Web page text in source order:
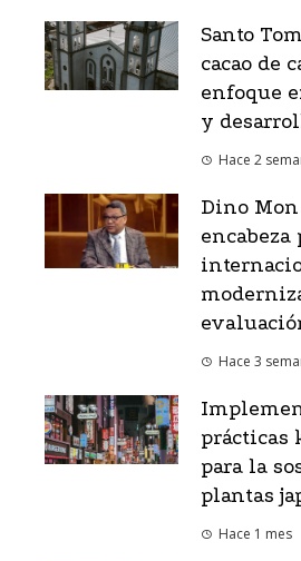
Santo
cacao de
enfoque
y
Hace 2
Dino Mon
Hace 3
prácticas
para la
plantas
Hace 1 mes